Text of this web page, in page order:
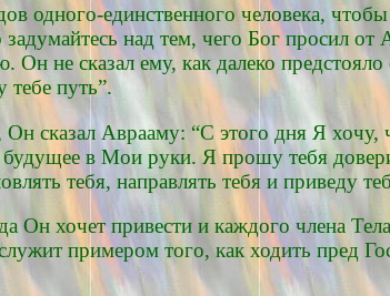
одного-единственного человека, чтобы
над тем, чего Бог просил
не сказал ему, как далеко
тебе путь”.
сказал Аврааму: “С этого дня Я
в Мои руки. Я прошу тебя
тебя, направлять тебя и приведу
Он хочет привести и каждого члена
примером того, как ходить пред